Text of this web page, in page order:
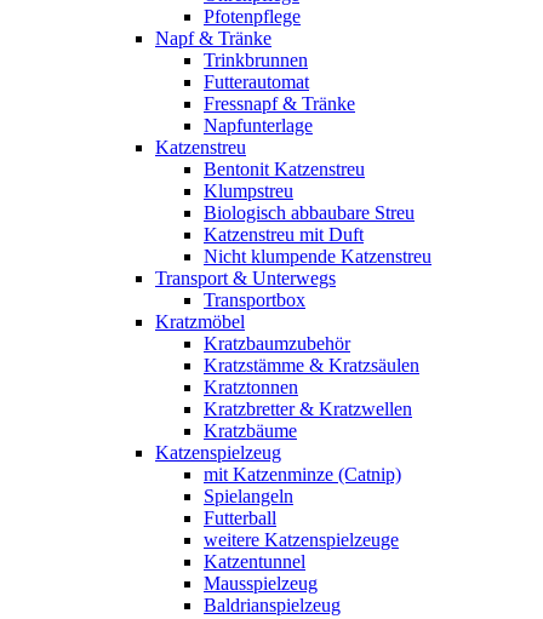
Pfotenpflege
Napf & Tränke
Trinkbrunnen
Futterautomat
Fressnapf & Tränke
Napfunterlage
Katzenstreu
Bentonit Katzenstreu
Klumpstreu
Biologisch abbaubare Streu
Katzenstreu mit Duft
Nicht klumpende Katzenstreu
Transport & Unterwegs
Transportbox
Kratzmöbel
Kratzbaumzubehör
Kratzstämme & Kratzsäulen
Kratztonnen
Kratzbretter & Kratzwellen
Kratzbäume
Katzenspielzeug
mit Katzenminze (Catnip)
Spielangeln
Futterball
weitere Katzenspielzeuge
Katzentunnel
Mausspielzeug
Baldrianspielzeug